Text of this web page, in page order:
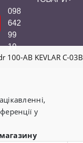
098
642
99
19
100-AB KEVLAR C-03В
у